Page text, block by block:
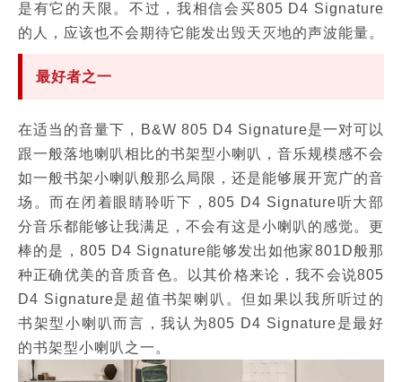
是有它的天限。不过，我相信会买805 D4 Signature
的人，应该也不会期待它能发出毁天灭地的声波能量。
最好者之一
在适当的音量下，B&W 805 D4 Signature是一对可以
跟一般落地喇叭相比的书架型小喇叭，音乐规模感不会
如一般书架小喇叭般那么局限，还是能够展开宽广的音
场。而在闭着眼睛聆听下，805 D4 Signature听大部
分音乐都能够让我满足，不会有这是小喇叭的感觉。更
棒的是，805 D4 Signature能够发出如他家801D般那
种正确优美的音质音色。以其价格来论，我不会说805
D4 Signature是超值书架喇叭。但如果以我所听过的
书架型小喇叭而言，我认为805 D4 Signature是最好
的书架型小喇叭之一。